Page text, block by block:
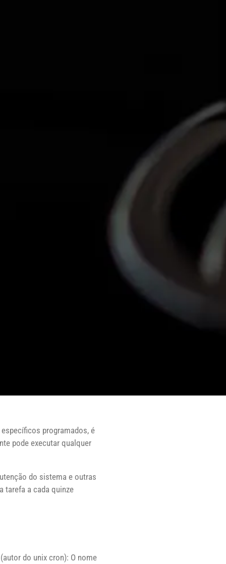
programados, é
pode executar qualquer
do sistema e outras
tarefa a cada quinze
do unix cron): O nome